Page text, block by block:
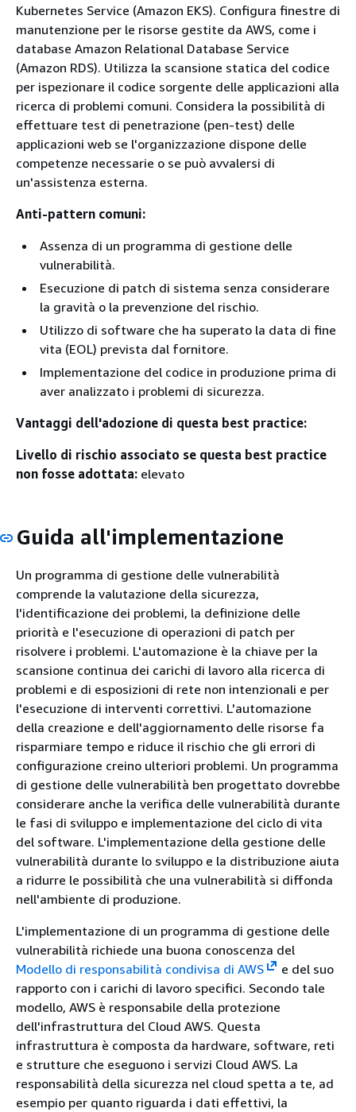
Kubernetes Service (Amazon EKS). Configura finestre di
manutenzione per le risorse gestite da AWS, come i
database Amazon Relational Database Service
(Amazon RDS). Utilizza la scansione statica del codice
per ispezionare il codice sorgente delle applicazioni alla
ricerca di problemi comuni. Considera la possibilità di
effettuare test di penetrazione (pen-test) delle
applicazioni web se l'organizzazione dispone delle
competenze necessarie o se può avvalersi di
un'assistenza esterna.
Anti-pattern comuni:
Assenza di un programma di gestione delle
vulnerabilità.
Esecuzione di patch di sistema senza considerare
la gravità o la prevenzione del rischio.
Utilizzo di software che ha superato la data di fine
vita (EOL) prevista dal fornitore.
Implementazione del codice in produzione prima di
aver analizzato i problemi di sicurezza.
Vantaggi dell'adozione di questa best practice:
Livello di rischio associato se questa best practice
non fosse adottata: elevato
Guida all'implementazione
Un programma di gestione delle vulnerabilità
comprende la valutazione della sicurezza,
l'identificazione dei problemi, la definizione delle
priorità e l'esecuzione di operazioni di patch per
risolvere i problemi. L'automazione è la chiave per la
scansione continua dei carichi di lavoro alla ricerca di
problemi e di esposizioni di rete non intenzionali e per
l'esecuzione di interventi correttivi. L'automazione
della creazione e dell'aggiornamento delle risorse fa
risparmiare tempo e riduce il rischio che gli errori di
configurazione creino ulteriori problemi. Un programma
di gestione delle vulnerabilità ben progettato dovrebbe
considerare anche la verifica delle vulnerabilità durante
le fasi di sviluppo e implementazione del ciclo di vita
del software. L'implementazione della gestione delle
vulnerabilità durante lo sviluppo e la distribuzione aiuta
a ridurre le possibilità che una vulnerabilità si diffonda
nell'ambiente di produzione.
L'implementazione di un programma di gestione delle
vulnerabilità richiede una buona conoscenza del
Modello di responsabilità condivisa di AWS
e del suo
rapporto con i carichi di lavoro specifici. Secondo tale
modello, AWS è responsabile della protezione
dell'infrastruttura del Cloud AWS. Questa
infrastruttura è composta da hardware, software, reti
e strutture che eseguono i servizi Cloud AWS. La
responsabilità della sicurezza nel cloud spetta a te, ad
esempio per quanto riguarda i dati effettivi, la